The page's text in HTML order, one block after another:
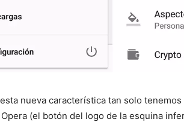
nueva característica tan solo
(el botón del logo de la esquina